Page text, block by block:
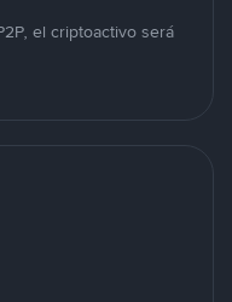
el criptoactivo será